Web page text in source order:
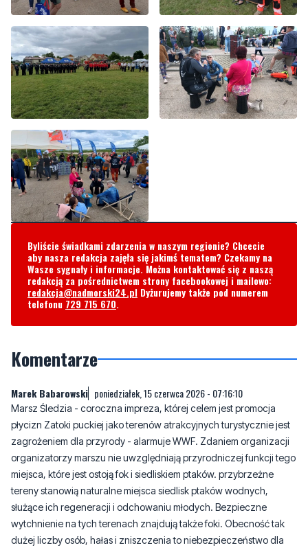
Byliście świadkami zdarzenia w naszym regionie? Chcecie
aby nasza redakcja zajęła się jakimś tematem? Czekamy na
redakcją za pośrednictwem strony facebookowej i mailowo:
telefonu729 715 670
Komentarze
Marek Babarowski poniedziałek, 15 czerwca 2026 - 07:16:10
Marsz Śledzia - coroczna impreza, której celem jest promocja
płycizn Zatoki puckiej jako terenów atrakcyjnych turystycznie jest
zagrożeniem dla przyrody - alarmuje WWF. Zdaniem organizacji
organizatorzy marszu nie uwzględniają przyrodniczej funkcji tego
miejsca, które jest ostoją fok i siedliskiem ptaków. przybrzeżne
tereny stanowią naturalne miejsca siedlisk ptaków wodnych,